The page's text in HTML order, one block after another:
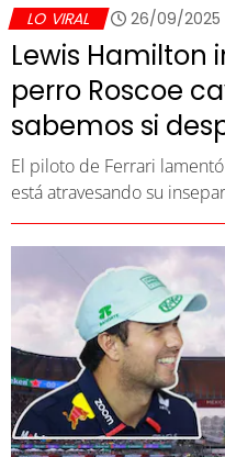
LO VIRAL 26/09/2025
Lewis Hamilton
perro Roscoe
sabemos si
El piloto de Ferrari
está atravesando su